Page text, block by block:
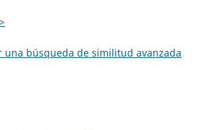
una búsqueda de similitud avanzada